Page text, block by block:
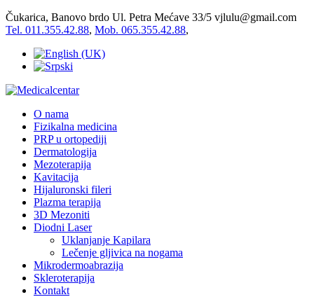
Čukarica, Banovo brdo Ul. Petra Mećave 33/5 vjlulu@gmail.com
Tel. 011.355.42.88, Mob. 065.355.42.88,
O nama
Fizikalna medicina
PRP u ortopediji
Dermatologija
Mezoterapija
Kavitacija
Hijaluronski fileri
Plazma terapija
3D Mezoniti
Diodni Laser
Uklanjanje Kapilara
Lečenje gljivica na nogama
Mikrodermoabrazija
Skleroterapija
Kontakt